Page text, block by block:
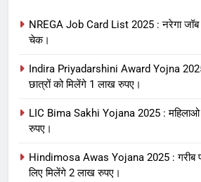
NREGA Job Card List 2025 : नरेगा
चेक।
Indira Priyadarshini Award Yojna 2025
छात्रों को मिलेंगे 1 लाख रुपए।
LIC Bima Sakhi Yojana 2025 : महिलाओ
रुपए।
Hindimosa Awas Yojana 2025 : गरीब
लिए मिलेंगे 2 लाख रुपए।